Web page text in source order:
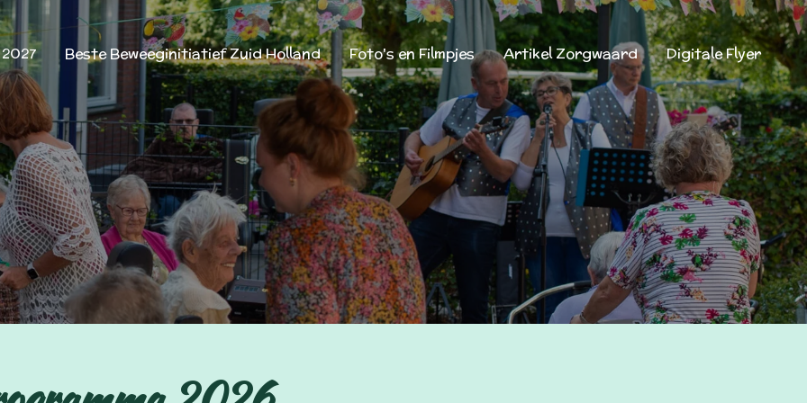
Beste Beweeginitiatief Zuid Holland Foto's en Filmpjes Artikel Zorgwaard Digitale Flyer